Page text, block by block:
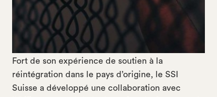
Fort de son expérience de soutien à la
réintégration dans le pays d’origine, le SSI
Suisse a développé une collaboration avec